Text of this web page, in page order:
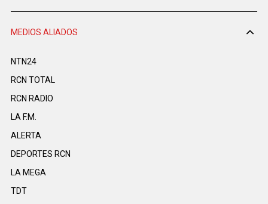
MEDIOS ALIADOS
NTN24
RCN TOTAL
RCN RADIO
LA F.M.
ALERTA
DEPORTES RCN
LA MEGA
TDT